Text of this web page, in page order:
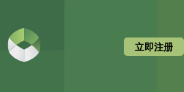
立即注册